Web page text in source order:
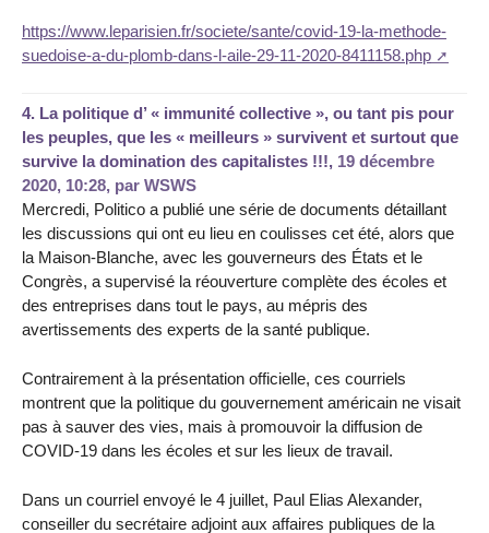
https://www.leparisien.fr/societe/sante/covid-19-la-methode-
suedoise-a-du-plomb-dans-l-aile-29-11-2020-8411158.php
4. La politique d’ « immunité collective », ou tant pis pour
les peuples, que les « meilleurs » survivent et surtout que
survive la domination des capitalistes !!!, 19 décembre
2020, 10:28, par WSWS
Mercredi, Politico a publié une série de documents détaillant
les discussions qui ont eu lieu en coulisses cet été, alors que
la Maison-Blanche, avec les gouverneurs des États et le
Congrès, a supervisé la réouverture complète des écoles et
des entreprises dans tout le pays, au mépris des
avertissements des experts de la santé publique.
Contrairement à la présentation officielle, ces courriels
montrent que la politique du gouvernement américain ne visait
pas à sauver des vies, mais à promouvoir la diffusion de
COVID-19 dans les écoles et sur les lieux de travail.
Dans un courriel envoyé le 4 juillet, Paul Elias Alexander,
conseiller du secrétaire adjoint aux affaires publiques de la